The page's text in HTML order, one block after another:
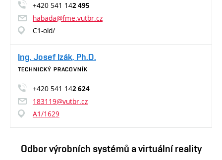
+420 541 142 495
habada@fme.vutbr.cz
C1-old/
Ing. Josef Izák, Ph.D.
TECHNICKÝ PRACOVNÍK
+420 541 142 624
183119@vutbr.cz
A1/1629
Odbor výrobních systémů a virtuální reality